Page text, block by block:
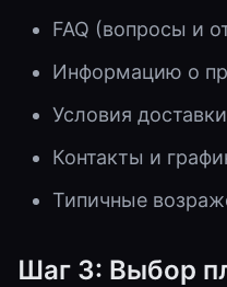
FAQ (вопросы и
Информацию о
Условия
Контакты и
Типичные
Шаг 3: Выбор